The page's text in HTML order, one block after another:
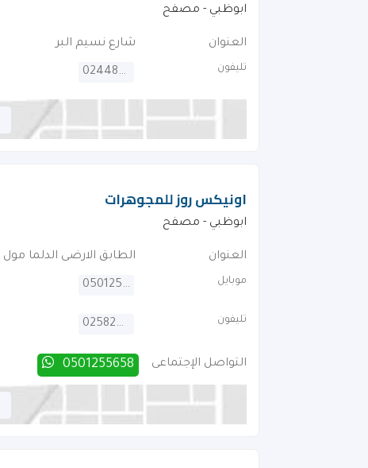
ابوظبي - مصفح
العنوان شارع نسيم البر
تليفون 024485884
اونيكس روز للمجوهرات
ابوظبي - مصفح
العنوان الطابق الارضى الدلما مول شارع 19
موبايل 0501255658
تليفون 025820056
التواصل الإجتماعى 0501255658